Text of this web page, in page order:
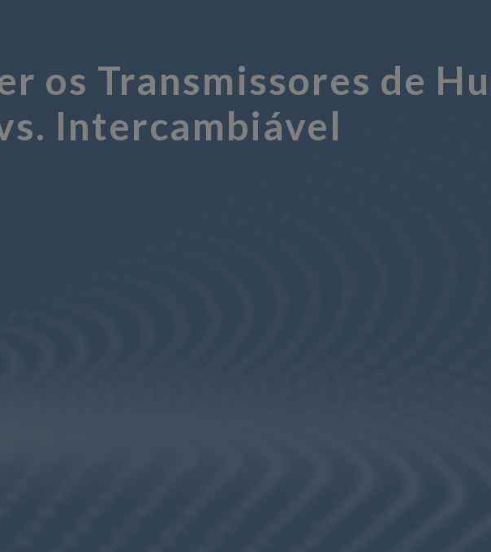
os Transmissores de
Intercambiável